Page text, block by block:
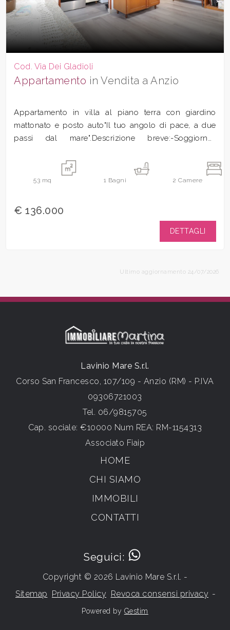
Cod. Via Dei Gladioli
Appartamento in Vendita a Anzio
Appartamento in villa al piano terra con giardino
mattonato e posto auto"Il tuo angolo di pace, a due
passi dal mare".Descrizione breve:-Soggiorno-
53 mq 1 Bagni 2 Camere
€ 136.000
DETTAGLI
Ultimo aggiornamento 24/07/2026
Lavinio Mare S.r.l.
Corso San Francesco, 107/109 - Anzio (RM) - P.IVA
09306721003
Tel. 06/9815705
Cap. sociale: €10000 Num REA: RM-1154313
Associato Fiaip
HOME
CHI SIAMO
IMMOBILI
CONTATTI
Seguici:
Copyright © 2026 Lavinio Mare S.r.l. -
Sitemap Privacy Policy Revoca consensi privacy -
Powered by Gestim